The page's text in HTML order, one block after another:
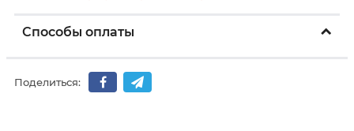
Способы оплаты
Поделиться: